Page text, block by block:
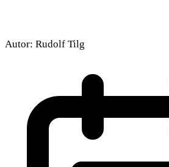
Autor: Rudolf Tilg